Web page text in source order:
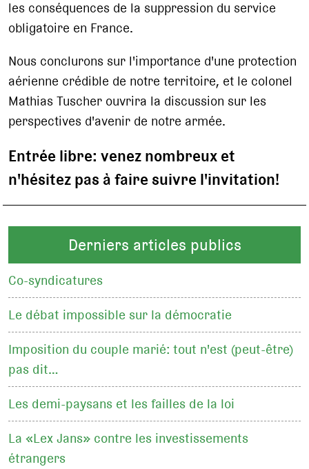
les conséquences de la suppression du service
obligatoire en France.
Nous conclurons sur l'importance d'une protection
aérienne crédible de notre territoire, et le colonel
Mathias Tuscher ouvrira la discussion sur les
perspectives d'avenir de notre armée.
Entrée libre: venez nombreux et
n'hésitez pas à faire suivre l'invitation!
Derniers articles publics
Co-syndicatures
Le débat impossible sur la démocratie
Imposition du couple marié: tout n'est (peut-être)
pas dit…
Les demi-paysans et les failles de la loi
La «Lex Jans» contre les investissements
étrangers